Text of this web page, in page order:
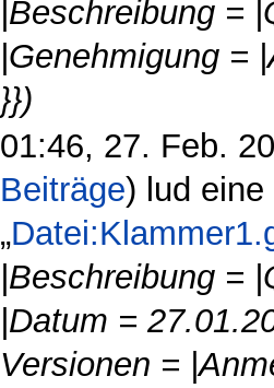
|Beschreibung =
|Genehmigung =
}})
01:46, 27. Feb.
Beiträge) lud
„
|Beschreibung =
|Datum =
Versionen =